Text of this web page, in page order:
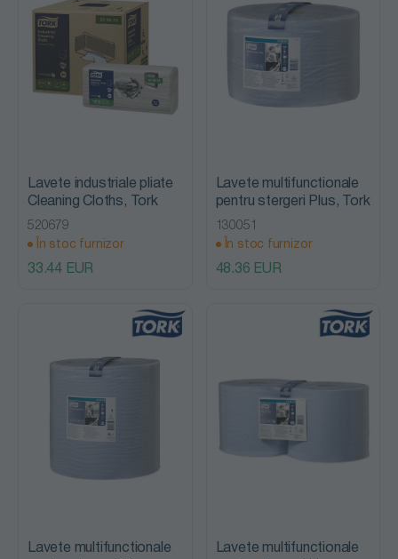
Lavete industriale pliate
Cleaning Cloths, Tork
520679
În stoc furnizor
33.44 EUR
Lavete multifunctionale
pentru stergeri Plus, Tork
130051
În stoc furnizor
48.36 EUR
Lavete multifunctionale
Lavete multifunctionale